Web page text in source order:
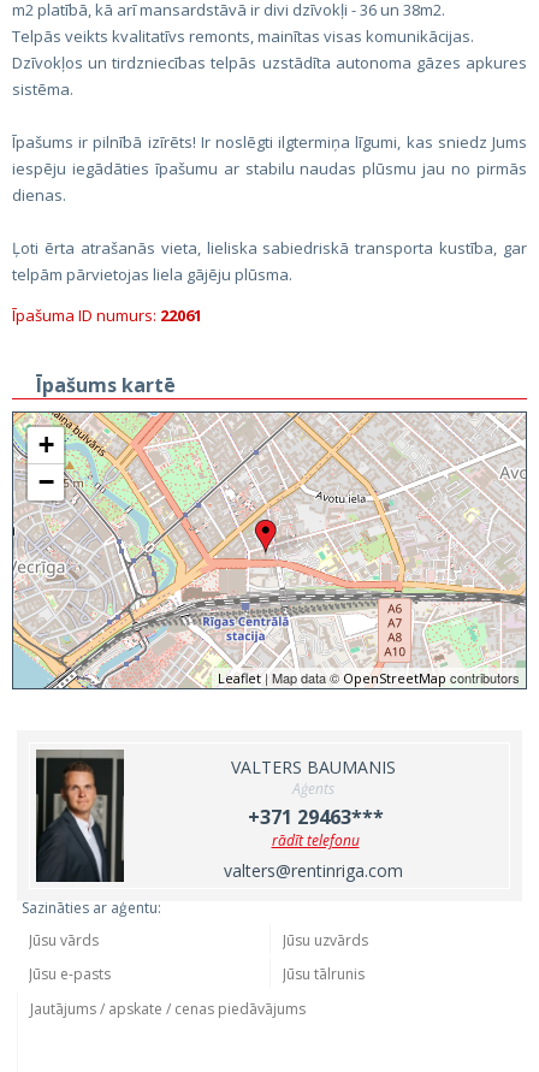
m2 platībā, kā arī mansardstāvā ir divi dzīvokļi - 36 un 38m2.
Telpās veikts kvalitatīvs remonts, mainītas visas komunikācijas.
Dzīvokļos un tirdzniecības telpās uzstādīta autonoma gāzes apkures
sistēma.
Īpašums ir pilnībā izīrēts! Ir noslēgti ilgtermiņa līgumi, kas sniedz Jums
iespēju iegādāties īpašumu ar stabilu naudas plūsmu jau no pirmās
dienas.
Ļoti ērta atrašanās vieta, lieliska sabiedriskā transporta kustība, gar
telpām pārvietojas liela gājēju plūsma.
Īpašuma ID numurs: 22061
Īpašums kartē
+
−
Leaflet| Map data © OpenStreetMap contributors
VALTERS BAUMANIS
Aģents
+371 29463***
rādīt telefonu
valters@rentinriga.com
Sazināties ar aģentu: